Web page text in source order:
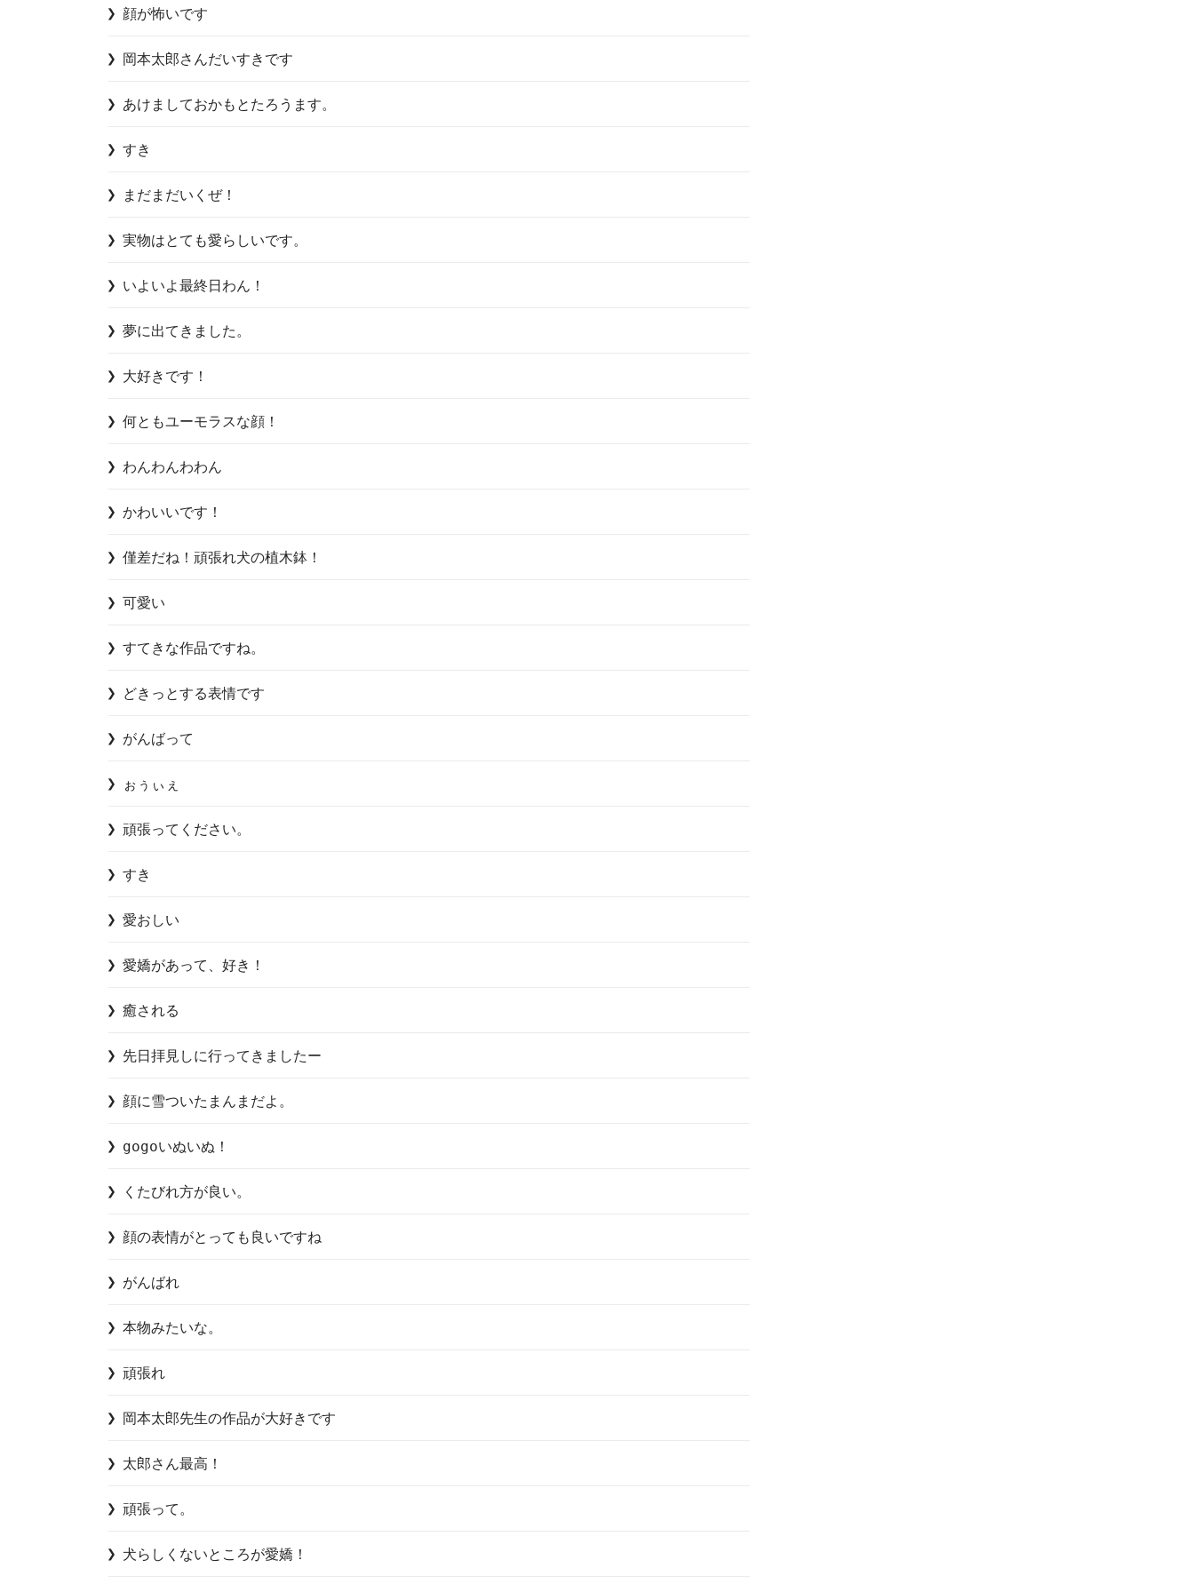
顔が怖いです
岡本太郎さんだいすきです
あけましておかもとたろうます。
すき
まだまだいくぜ！
実物はとても愛らしいです。
いよいよ最終日わん！
夢に出てきました。
大好きです！
何ともユーモラスな顔！
わんわんわわん
かわいいです！
僅差だね！頑張れ犬の植木鉢！
可愛い
すてきな作品ですね。
どきっとする表情です
がんばって
ぉぅぃぇ
頑張ってください。
すき
愛おしい
愛嬌があって、好き！
癒される
先日拝見しに行ってきましたー
顔に雪ついたまんまだよ。
gogoいぬいぬ！
くたびれ方が良い。
顔の表情がとっても良いですね
がんばれ
本物みたいな。
岡本太郎先生の作品が大好きです
太郎さん最高！
頑張って。
犬らしくないところが愛嬌！